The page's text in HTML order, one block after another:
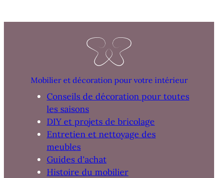
Mobilier et décoration pour votre intérieur
Conseils de décoration pour toutes
les saisons
DIY et projets de bricolage
Entretien et nettoyage des
meubles
Guides d'achat
Histoire du mobilier